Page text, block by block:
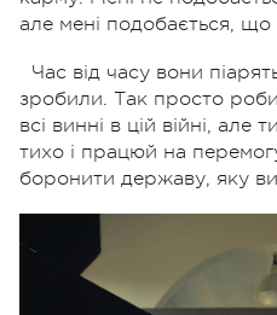
але мені подобається,
Час від часу вони
зробили. Так просто
всі винні в цій війні, але
тихо і працюй на
боронити державу, яку